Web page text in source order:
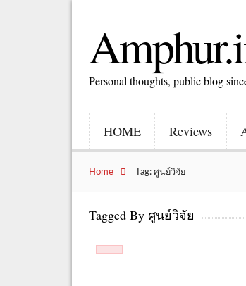
Personal thoughts, public blog
HOME Reviews
Home Tag: ศูนย์วิจัย
Tagged By ศูนย์วิจัย